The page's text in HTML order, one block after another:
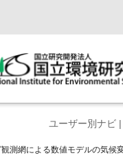
ユーザー別ナビ |
測網による数値モデルの気候